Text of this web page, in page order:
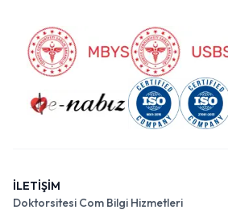
İLETİŞİM
Doktorsitesi Com Bilgi Hizmetleri